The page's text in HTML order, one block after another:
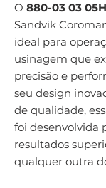
O 880-03 03
Sandvik
ideal para
usinagem que
precisão e
seu design
de qualidade,
foi desenvolvida
resultados
qualquer outra